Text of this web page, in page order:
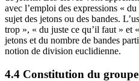
avec l’emploi des expressions «
sujet des jetons ou des bandes.
trop », « du juste ce qu’il faut » et
jetons et du nombre de bandes
notion de division euclidienne.
4.4 Constitution du